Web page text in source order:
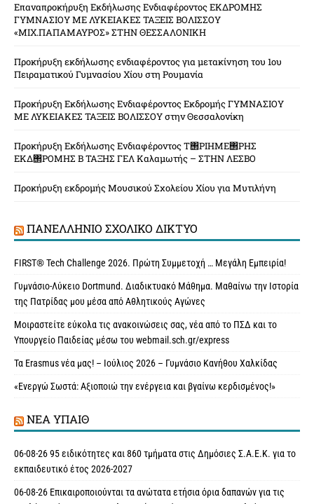
Επαναπροκήρυξη Εκδήλωσης Ενδιαφέροντος ΕΚΔΡΟΜΗΣ
ΓΥΜΝΑΣΙΟΥ ΜΕ ΛΥΚΕΙΑΚΕΣ ΤΑΞΕΙΣ ΒΟΛΙΣΣΟΥ
«ΜΙΧ.ΠΑΠΑΜΑΥΡΟΣ» ΣΤΗΝ ΘΕΣΣΑΛΟΝΙΚΗ
Προκήρυξη εκδήλωσης ενδιαφέροντος για μετακίνηση του 1ου
Πειραματικού Γυμνασίου Χίου στη Ρουμανία
Προκήρυξη Εκδήλωσης Ενδιαφέροντος Εκδρομής ΓΥΜΝΑΣΙΟΥ
ΜΕ ΛΥΚΕΙΑΚΕΣ ΤΑΞΕΙΣ ΒΟΛΙΣΣΟΥ στην Θεσσαλονίκη
Προκήρυξη Εκδήλωσης Ενδιαφέροντος Τ΢ΡΙΗΜΕ΢ΡΗΣ
ΕΚΔ΢ΡΟΜΗΣ Β ΤΑΞΗΣ ΓΕΛ Καλαμωτής – ΣΤΗΝ ΛΕΣΒΟ
Προκήρυξη εκδρομής Μουσικού Σχολείου Χίου για Μυτιλήνη
ΠΑΝΕΛΛΉΝΙΟ ΣΧΟΛΙΚΌ ΔΊΚΤΥΟ
FIRST® Tech Challenge 2026. Πρώτη Συμμετοχή … Μεγάλη Εμπειρία!
Γυμνάσιο-Λύκειο Dortmund. Διαδικτυακό Μάθημα. Μαθαίνω την Ιστορία
της Πατρίδας μου μέσα από Αθλητικούς Αγώνες
Μοιραστείτε εύκολα τις ανακοινώσεις σας, νέα από το ΠΣΔ και το
Υπουργείο Παιδείας μέσω του webmail.sch.gr/express
Τα Erasmus νέα μας! – Ιούλιος 2026 – Γυμνάσιο Κανήθου Χαλκίδας
«Ενεργώ Σωστά: Αξιοποιώ την ενέργεια και βγαίνω κερδισμένος!»
ΝΈΑ ΥΠAΙΘ
06-08-26 95 ειδικότητες και 860 τμήματα στις Δημόσιες Σ.Α.Ε.Κ. για το
εκπαιδευτικό έτος 2026-2027
06-08-26 Επικαιροποιούνται τα ανώτατα ετήσια όρια δαπανών για τις